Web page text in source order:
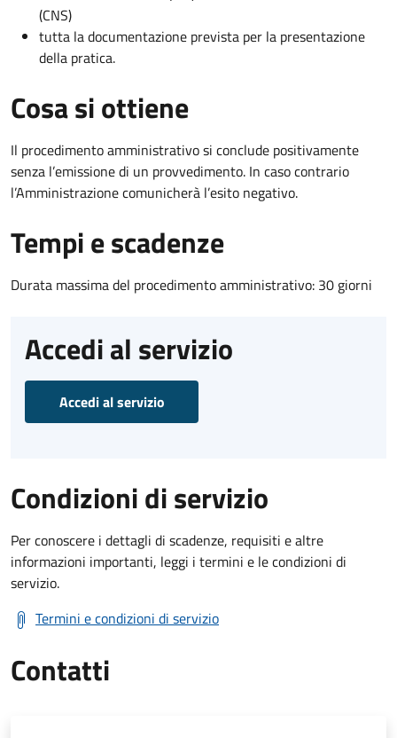
(CNS)
tutta la documentazione prevista per la presentazione
della pratica.
Cosa si ottiene
Il procedimento amministrativo si conclude positivamente
senza l’emissione di un provvedimento. In caso contrario
l’Amministrazione comunicherà l’esito negativo.
Tempi e scadenze
Durata massima del procedimento amministrativo: 30 giorni
Accedi al servizio
Accedi al servizio
Condizioni di servizio
Per conoscere i dettagli di scadenze, requisiti e altre
informazioni importanti, leggi i termini e le condizioni di
servizio.
Termini e condizioni di servizio
Contatti